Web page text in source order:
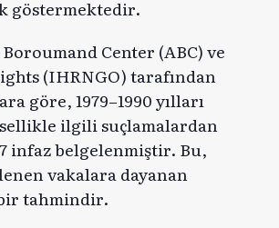
göstermektedir.
Center (ABC) ve
(IHRNGO) tarafından
göre, 1979–1990 yılları
ilgili suçlamalardan
infaz belgelenmiştir. Bu,
vakalara dayanan
tahmindir.